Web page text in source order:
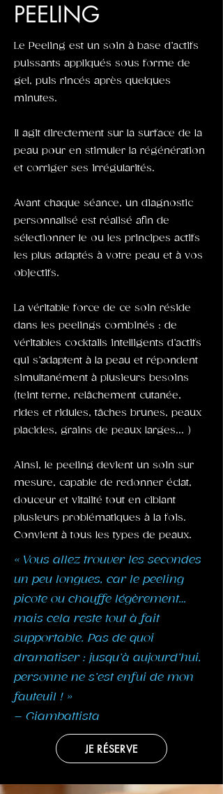
PEELING
Le Peeling est un soin à base d’actifs
puissants appliqués sous forme de
gel, puis rincés après quelques
minutes.
Il agit directement sur la surface de la
peau pour en stimuler la régénération
et corriger ses irrégularités.
Avant chaque séance, un diagnostic
personnalisé est réalisé afin de
sélectionner le ou les principes actifs
les plus adaptés à votre peau et à vos
objectifs.
La véritable force de ce soin réside
dans les peelings combinés : de
véritables cocktails intelligents d’actifs
qui s’adaptent à la peau et répondent
simultanément à plusieurs besoins
(teint terne, relâchement cutanée,
rides et ridules, tâches brunes, peaux
placides, grains de peaux larges... )
Ainsi, le peeling devient un soin sur
mesure, capable de redonner éclat,
douceur et vitalité tout en ciblant
plusieurs problématiques à la fois.
Convient à tous les types de peaux.
« Vous allez trouver les secondes
un peu longues, car le peeling
picote ou chauffe légèrement…
mais cela reste tout à fait
supportable. Pas de quoi
dramatiser : jusqu’à aujourd’hui,
personne ne s’est enfui de mon
fauteuil ! »
– Giambattista
JE RÉSERVE